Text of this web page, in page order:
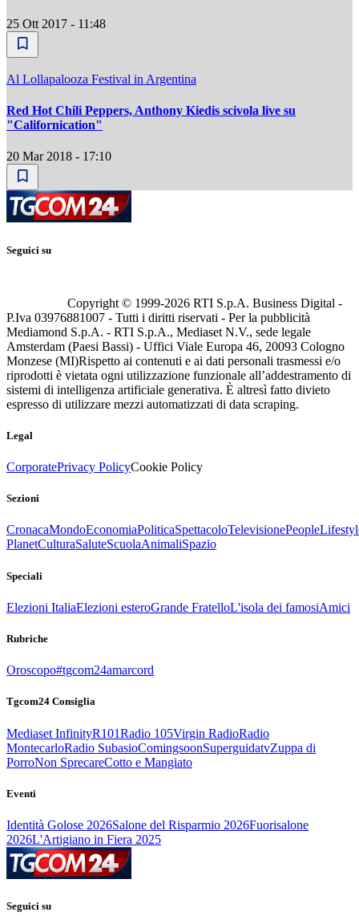
25 Ott 2017 - 11:48
Al Lollapalooza Festival in Argentina
Red Hot Chili Peppers, Anthony Kiedis scivola live su
"Californication"
20 Mar 2018 - 17:10
Seguici su
Copyright © 1999-2026 RTI S.p.A. Business Digital -
P.Iva 03976881007 - Tutti i diritti riservati - Per la pubblicità
Mediamond S.p.A. - RTI S.p.A., Mediaset N.V., sede legale
Amsterdam (Paesi Bassi) - Uffici Viale Europa 46, 20093 Cologno
Monzese (MI)Rispetto ai contenuti e ai dati personali trasmessi e/o
riprodotti è vietata ogni utilizzazione funzionale all’addestramento di
sistemi di intelligenza artificiale generativa. È altresì fatto divieto
espresso di utilizzare mezzi automatizzati di data scraping.
Legal
CorporatePrivacy PolicyCookie Policy
Sezioni
CronacaMondoEconomiaPoliticaSpettacoloTelevisionePeople
PlanetCulturaSaluteScuolaAnimaliSpazio
Speciali
Elezioni ItaliaElezioni esteroGrande FratelloL'isola dei famosiAmici
Rubriche
Oroscopo#tgcom24amarcord
Tgcom24 Consiglia
Mediaset InfinityR101Radio 105Virgin RadioRadio
MontecarloRadio SubasioComingsoonSuperguidatvZuppa di
PorroNon SprecareCotto e Mangiato
Eventi
Identità Golose 2026Salone del Risparmio 2026Fuorisalone
2026L'Artigiano in Fiera 2025
Seguici su